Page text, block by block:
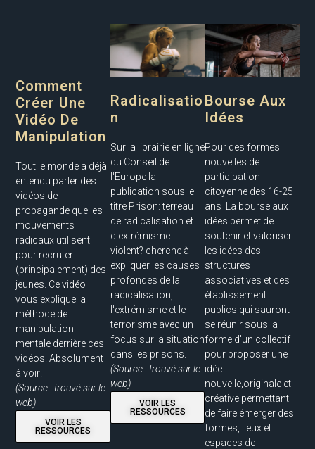
Comment
Créer Une
Vidéo De
Manipulation
Tout le monde a déjà
entendu parler des
vidéos de
propagande que les
mouvements
radicaux utilisent
pour recruter
(principalement) des
jeunes. Ce vidéo
vous explique la
méthode de
manipulation
mentale derrière ces
vidéos. Absolument
à voir!
(Source : trouvé sur le
web)
VOIR LES
RESSOURCES
Radicalisatio
N
Sur la librairie en ligne
du Conseil de
l'Europe la
publication sous le
titre Prison: terreau
de radicalisation et
d'extrémisme
violent? cherche à
expliquer les causes
profondes de la
radicalisation,
l'extrémisme et le
terrorisme avec un
focus sur la situation
dans les prisons.
(Source : trouvé sur le
web)
VOIR LES
RESSOURCES
Bourse Aux
Idées
Pour des formes
nouvelles de
participation
citoyenne des 16-25
ans La bourse aux
idées permet de
soutenir et valoriser
les idées des
structures
associatives et des
établissement
publics qui sauront
se réunir sous la
forme d'un collectif
pour proposer une
idée
nouvelle,originale et
créative permettant
de faire émerger des
formes, lieux et
espaces de